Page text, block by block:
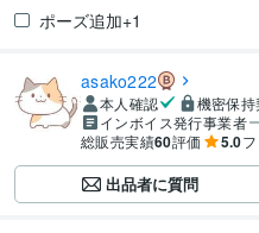
ポーズ追加+1
asako222
本人確認
機密保
インボイス発行事業者
総販売実績60評価 5.0
出品者に質問